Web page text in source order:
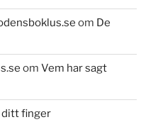
om De
om Vem har sagt
ditt finger